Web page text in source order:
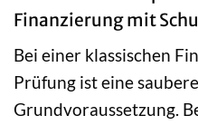
Finanzierung mit
Bei einer klassischen
Prüfung ist eine
Grundvoraussetzung.